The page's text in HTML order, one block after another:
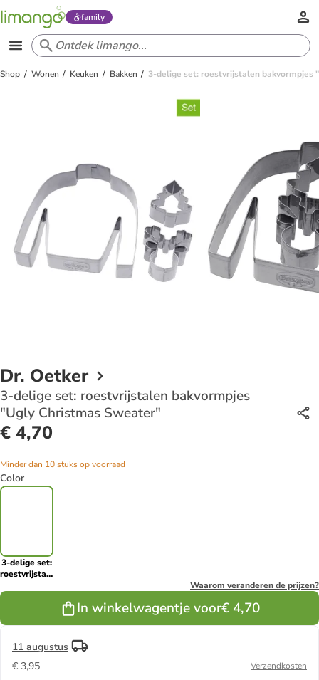
family
Shop Wonen Keuken Bakken 3-delige set: roestvrijstalen bakvormpjes
Dr. Oetker
3-delige set: roestvrijstalen bakvormpjes
"Ugly Christmas Sweater"
€ 4,70
Minder dan 10 stuks op voorraad
Color
3-delige set:
roestvrijstalen
Waarom veranderen de prijzen?
In winkelwagentje voor€ 4,70
11 augustus
€ 3,95
Verzendkosten